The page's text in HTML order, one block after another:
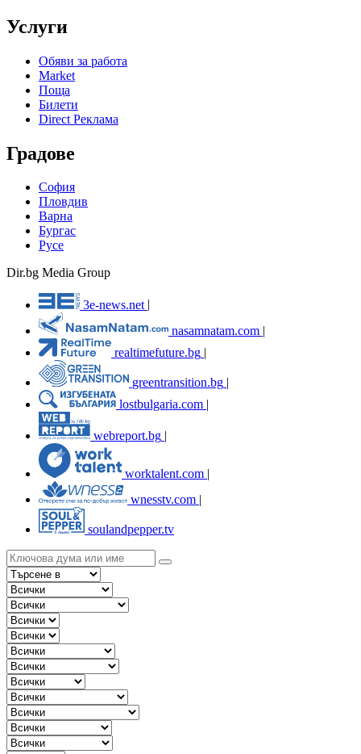
Услуги
Обяви за работа
Market
Поща
Билети
Direct Реклама
Градове
София
Пловдив
Варна
Бургас
Русе
Dir.bg Media Group
3e-news.net
nasamnatam.com |
realtimefuture.bg |
greentransition.bg |
lostbulgaria.com |
webreport.bg
worktalent.com |
wnesstv.com |
soulandpepper.tv